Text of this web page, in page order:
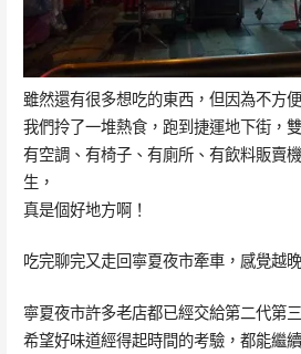
雖然還有很多想吃的東西，但因為不方
我們拎了一堆熱食，跑到捷運地下街，
有空調、有椅子、有廁所、有飲料販賣
生，
真是個好地方啊！
吃完聊完又走回寧夏夜市牽車，感覺越
寧夏夜市許多老店都已經交給第二代第
希望好味道經得起時間的考驗，都能繼